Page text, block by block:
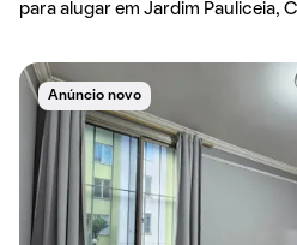
para alugar em Jardim Pauliceia,
Anúncio novo